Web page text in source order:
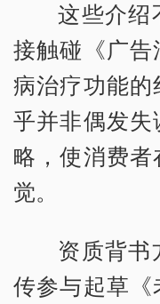
这些介绍
接触碰《广
病治疗功能
乎并非偶发
略，使消费
觉。
资质背书
传参与起草